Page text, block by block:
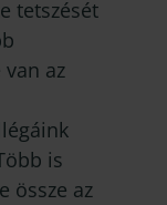
tetszését
az
is
össze az